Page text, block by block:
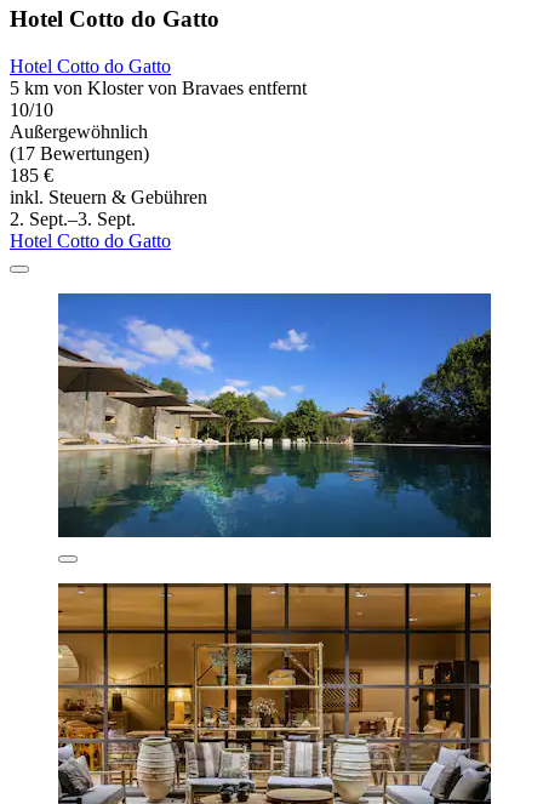
Hotel Cotto do Gatto
Hotel Cotto do Gatto
5 km von Kloster von Bravaes entfernt
10/10
Außergewöhnlich
(17 Bewertungen)
185 €
inkl. Steuern & Gebühren
2. Sept.–3. Sept.
Hotel Cotto do Gatto